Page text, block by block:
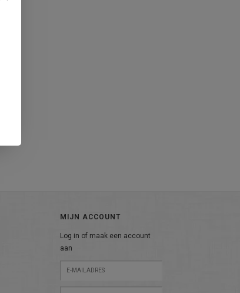
MIJN ACCOUNT
Log in of maak een account
aan